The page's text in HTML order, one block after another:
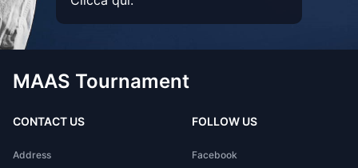
MAAS Tournament
CONTACT US
Address
FOLLOW US
Facebook